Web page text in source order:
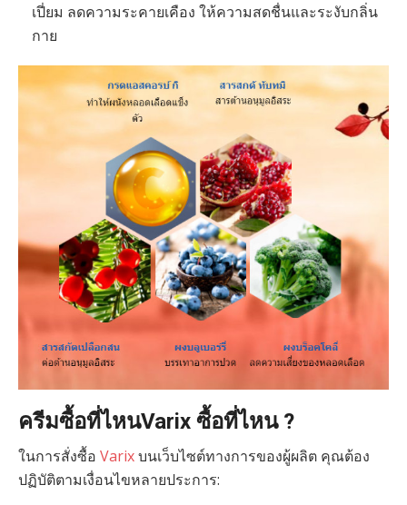
เปี่ยม ลดความระคายเคือง ให้ความสดชื่นและระงับกลิ่น
กาย
ครีมซื้อที่ไหนVarix ซื้อที่ไหน ?
ในการสั่งซื้อ Varixบนเว็บไซต์ทางการของผู้ผลิต คุณต้อง
ปฏิบัติตามเงื่อนไขหลายประการ: